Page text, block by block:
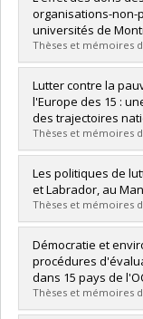
Cycle :Doctoral
Grade :Ph. D.
Lien vers le
organisations-non-
universités de
Thèses et mémoires
Graduate :Fabi,
Cycle :Master's
Grade :M.A.
Lien vers le
Lutter contre la
l'Europe des 15 :
des trajectoires
Thèses et mémoires
Graduate :
Cycle :Master's
Grade :M. Sc.
Lien vers le
Les politiques de
et Labrador, au
Thèses et mémoires
Graduate :
Cycle :Master's
Grade : M. Sc.
Lien vers le
Démocratie et
procédures
dans 15 pays de
Thèses et mémoires